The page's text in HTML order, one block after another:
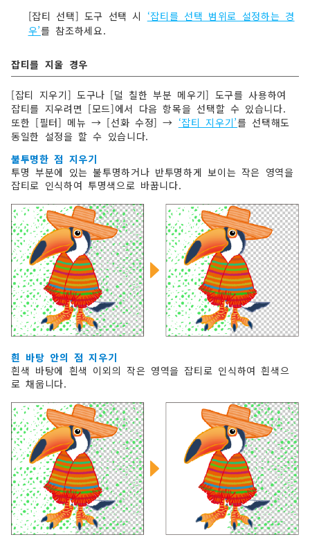
[잡티 선택] 도구 선택 시 ‘잡티를 선택 범위로 설정하는 경
우’를 참조하세요.
잡티를 지울 경우
[잡티 지우기] 도구나 [덜 칠한 부분 메우기] 도구를 사용하여
잡티를 지우려면 [모드]에서 다음 항목을 선택할 수 있습니다.
또한 [필터] 메뉴 → [선화 수정] → ‘잡티 지우기’를 선택해도
동일한 설정을 할 수 있습니다.
불투명한 점 지우기
투명 부분에 있는 불투명하거나 반투명하게 보이는 작은 영역을
잡티로 인식하여 투명색으로 바꿉니다.
흰 바탕 안의 점 지우기
흰색 바탕에 흰색 이외의 작은 영역을 잡티로 인식하여 흰색으
로 채웁니다.